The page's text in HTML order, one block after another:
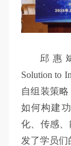
邱惠
Solution to
自组装策
如何构建
化、传感、
发了学员们